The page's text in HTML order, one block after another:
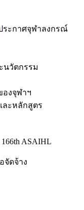
ระกาศจุฬาลงกรณ์
นวัตกรรม
งจุฬาฯ
ละหลักสูตร
166th ASAIHL
จัดจ้าง